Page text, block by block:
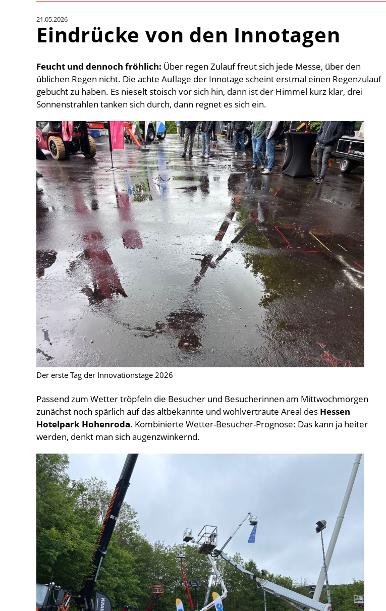
21.05.2026
Eindrücke von den Innotagen
Feucht und dennoch fröhlich: Über regen Zulauf freut sich jede Messe, über den
üblichen Regen nicht. Die achte Auflage der Innotage scheint erstmal einen Regenzulauf
gebucht zu haben. Es nieselt stoisch vor sich hin, dann ist der Himmel kurz klar, drei
Sonnenstrahlen tanken sich durch, dann regnet es sich ein.
Der erste Tag der Innovationstage 2026
Passend zum Wetter tröpfeln die Besucher und Besucherinnen am Mittwochmorgen
zunächst noch spärlich auf das altbekannte und wohlvertraute Areal des Hessen
Hotelpark Hohenroda. Kombinierte Wetter-Besucher-Prognose: Das kann ja heiter
werden, denkt man sich augenzwinkernd.